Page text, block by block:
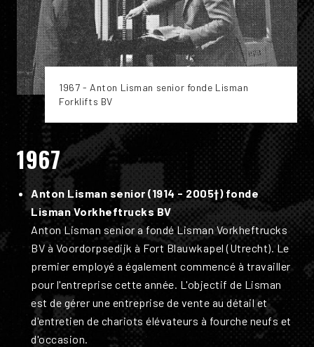
1967 - Anton Lisman senior fonde Lisman
Forklifts BV
1967
Anton Lisman senior (1914 - 2005†) fonde
Lisman Vorkheftrucks BV
Anton Lisman senior a fondé Lisman Vorkheftrucks
BV à Voordorpsedijk à Fort Blauwkapel (Utrecht). Le
premier employé a également commencé à travailler
pour l'entreprise cette année. L'objectif de Lisman
est de gérer une entreprise de vente au détail et
d'entretien de chariots élévateurs à fourche neufs et
d'occasion.